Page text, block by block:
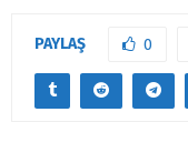
PAYLAŞ 0